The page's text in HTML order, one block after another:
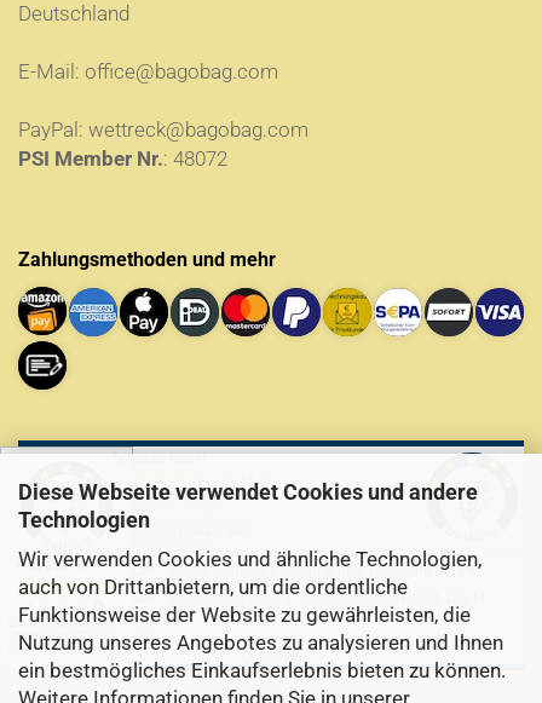
Diese Webseite verwendet Cookies und andere
Technologien
Wir verwenden Cookies und ähnliche Technologien,
auch von Drittanbietern, um die ordentliche
Funktionsweise der Website zu gewährleisten, die
Nutzung unseres Angebotes zu analysieren und Ihnen
ein bestmögliches Einkaufserlebnis bieten zu können.
Weitere Informationen finden Sie in unserer
Deutschland
E-Mail: office@bagobag.com
PayPal: wettreck@bagobag.com
PSI Member Nr.: 48072
Zahlungsmethoden und mehr
✕